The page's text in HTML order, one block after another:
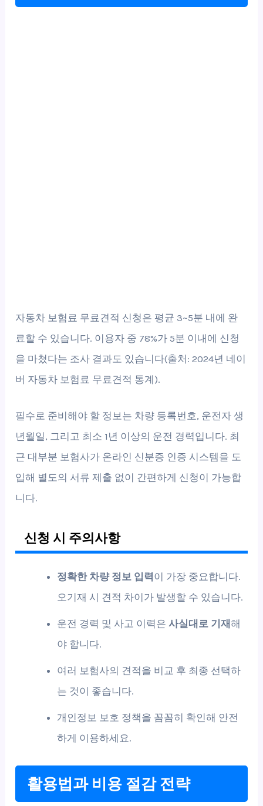
자동차 보험료 무료견적 신청은 평균 3~5분 내에 완
료할 수 있습니다. 이용자 중 78%가 5분 이내에 신청
을 마쳤다는 조사 결과도 있습니다(출처: 2024년 네이
버 자동차 보험료 무료견적 통계).
필수로 준비해야 할 정보는 차량 등록번호, 운전자 생
년월일, 그리고 최소 1년 이상의 운전 경력입니다. 최
근 대부분 보험사가 온라인 신분증 인증 시스템을 도
입해 별도의 서류 제출 없이 간편하게 신청이 가능합
니다.
신청 시 주의사항
정확한 차량 정보 입력 이 가장 중요합니다.
오기재 시 견적 차이가 발생할 수 있습니다.
운전 경력 및 사고 이력은사실대로 기재해
야 합니다.
여러 보험사의 견적을 비교 후 최종 선택하
는 것이 좋습니다.
개인정보 보호 정책을 꼼꼼히 확인해 안전
하게 이용하세요.
활용법과 비용 절감 전략